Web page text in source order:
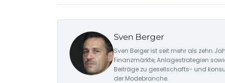
Sven Berger
Sven Berger ist seit mehr als zehn
Finanzmärkte, Anlagestrategien
Beiträge zu gesellschafts- und
der Modebranche.